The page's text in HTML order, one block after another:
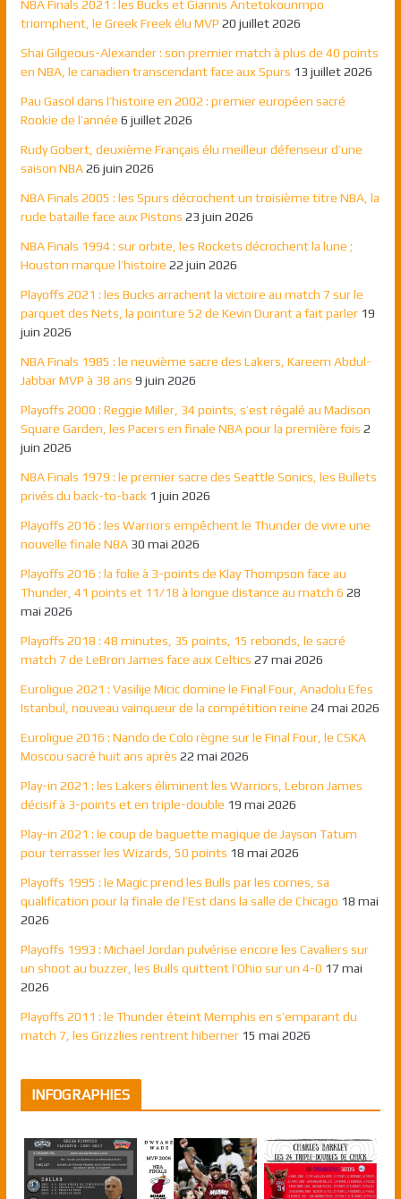
NBA Finals 2021 : les Bucks et Giannis Antetokounmpo
triomphent, le Greek Freek élu MVP 20 juillet 2026
Shai Gilgeous-Alexander : son premier match à plus de 40 points
en NBA, le canadien transcendant face aux Spurs 13 juillet 2026
Pau Gasol dans l’histoire en 2002 : premier européen sacré
Rookie de l’année 6 juillet 2026
Rudy Gobert, deuxième Français élu meilleur défenseur d’une
saison NBA 26 juin 2026
NBA Finals 2005 : les Spurs décrochent un troisième titre NBA, la
rude bataille face aux Pistons 23 juin 2026
NBA Finals 1994 : sur orbite, les Rockets décrochent la lune ;
Houston marque l’histoire 22 juin 2026
Playoffs 2021 : les Bucks arrachent la victoire au match 7 sur le
parquet des Nets, la pointure 52 de Kevin Durant a fait parler 19
juin 2026
NBA Finals 1985 : le neuvième sacre des Lakers, Kareem Abdul-
Jabbar MVP à 38 ans 9 juin 2026
Playoffs 2000 : Reggie Miller, 34 points, s’est régalé au Madison
Square Garden, les Pacers en finale NBA pour la première fois 2
juin 2026
NBA Finals 1979 : le premier sacre des Seattle Sonics, les Bullets
privés du back-to-back 1 juin 2026
Playoffs 2016 : les Warriors empêchent le Thunder de vivre une
nouvelle finale NBA 30 mai 2026
Playoffs 2016 : la folie à 3-points de Klay Thompson face au
Thunder, 41 points et 11/18 à longue distance au match 6 28
mai 2026
Playoffs 2018 : 48 minutes, 35 points, 15 rebonds, le sacré
match 7 de LeBron James face aux Celtics 27 mai 2026
Euroligue 2021 : Vasilije Micic domine le Final Four, Anadolu Efes
Istanbul, nouveau vainqueur de la compétition reine 24 mai 2026
Euroligue 2016 : Nando de Colo règne sur le Final Four, le CSKA
Moscou sacré huit ans après 22 mai 2026
Play-in 2021 : les Lakers éliminent les Warriors, Lebron James
décisif à 3-points et en triple-double 19 mai 2026
Play-in 2021 : le coup de baguette magique de Jayson Tatum
pour terrasser les Wizards, 50 points 18 mai 2026
Playoffs 1995 : le Magic prend les Bulls par les cornes, sa
qualification pour la finale de l’Est dans la salle de Chicago 18 mai
2026
Playoffs 1993 : Michael Jordan pulvérise encore les Cavaliers sur
un shoot au buzzer, les Bulls quittent l’Ohio sur un 4-0 17 mai
2026
Playoffs 2011 : le Thunder éteint Memphis en s’emparant du
match 7, les Grizzlies rentrent hiberner 15 mai 2026
INFOGRAPHIES